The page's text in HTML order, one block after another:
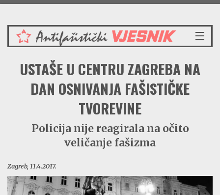
Nedjelja 9.8.2026.
VIJESTI
REDAKCIJSKI KOMENTAR
VJESNIKOV KALENDAR
PRENOSIMO
BORBENA BIBLIOTEKA
NAŠE PJESME
USTAŠE U CENTRU ZAGREBA NA
DAN OSNIVANJA FAŠISTIČKE
TVOREVINE
Policija nije reagirala na očito
veličanje fašizma
Zagreb, 11.4.2017.